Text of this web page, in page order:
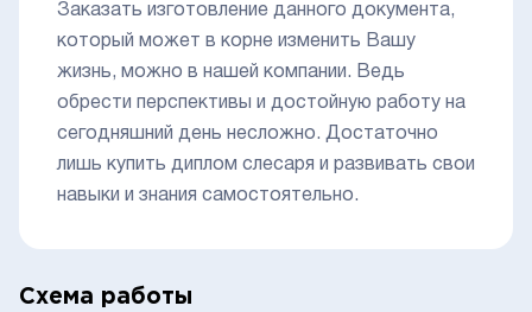
Заказать изготовление данного документа,
который может в корне изменить Вашу
жизнь, можно в нашей компании. Ведь
обрести перспективы и достойную работу на
сегодняшний день несложно. Достаточно
лишь купить диплом слесаря и развивать свои
навыки и знания самостоятельно.
Схема работы